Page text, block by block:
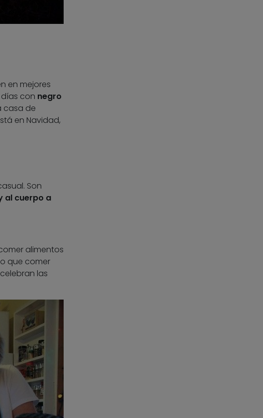
en mejores
con negro
casa de
en Navidad,
Son
al cuerpo a
alimentos
que comer
las